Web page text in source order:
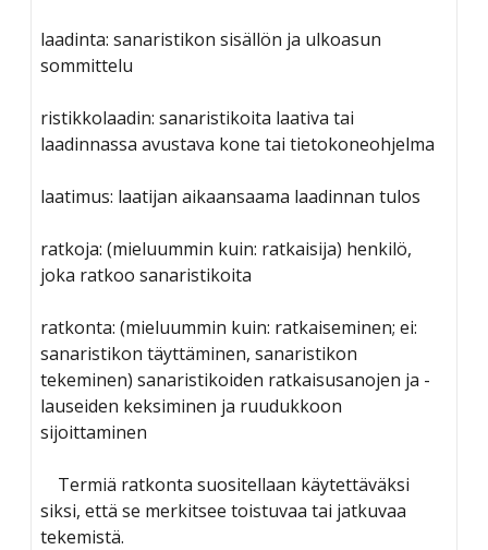
laadinta: sanaristikon sisällön ja ulkoasun
sommittelu
ristikkolaadin: sanaristikoita laativa tai
laadinnassa avustava kone tai tietokoneohjelma
laatimus: laatijan aikaansaama laadinnan tulos
ratkoja: (mieluummin kuin: ratkaisija) henkilö,
joka ratkoo sanaristikoita
ratkonta: (mieluummin kuin: ratkaiseminen; ei:
sanaristikon täyttäminen, sanaristikon
tekeminen) sanaristikoiden ratkaisusanojen ja -
lauseiden keksiminen ja ruudukkoon
sijoittaminen
Termiä ratkonta suositellaan käytettäväksi
siksi, että se merkitsee toistuvaa tai jatkuvaa
tekemistä.